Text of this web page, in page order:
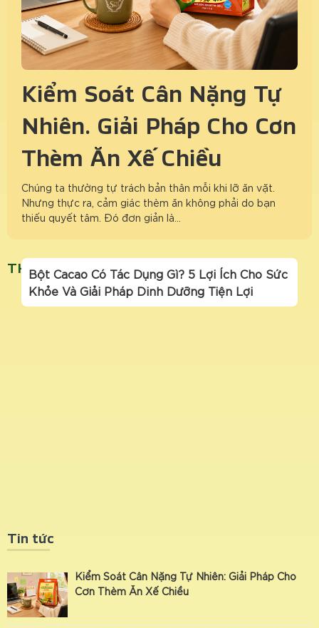
Kiểm Soát Cân Nặng Tự
Nhiên: Giải Pháp Cho Cơn
Thèm Ăn Xế Chiều
Chúng ta thường tự trách bản thân mỗi khi lỡ ăn vặt.
Nhưng thực ra, cảm giác thèm ăn không phải do bạn
thiếu quyết tâm. Đó đơn giản là…
THAIVIETFOOD
Bột Cacao Có Tác Dụng Gì? 5 Lợi Ích Cho Sức
Khỏe Và Giải Pháp Dinh Dưỡng Tiện Lợi
Tin tức
Kiểm Soát Cân Nặng Tự Nhiên: Giải Pháp Cho
Cơn Thèm Ăn Xế Chiều